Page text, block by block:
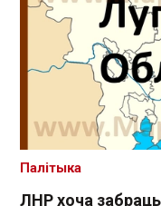
ЛНР хоча
Палітыка